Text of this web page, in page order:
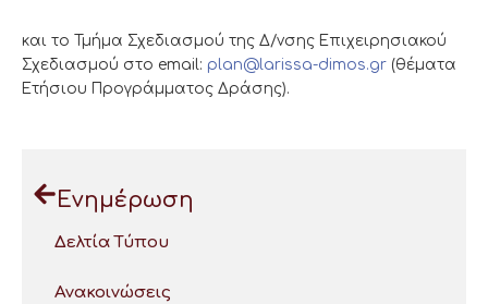
και το Τμήμα Σχεδιασμού της Δ/νσης Επιχειρησιακού
Σχεδιασμού στο email: plan@larissa-dimos.gr (θέματα
Ετήσιου Προγράμματος Δράσης).
Ενημέρωση
Δελτία Τύπου
Ανακοινώσεις